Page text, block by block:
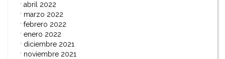
abril 2022
marzo 2022
febrero 2022
enero 2022
diciembre 2021
noviembre 2021